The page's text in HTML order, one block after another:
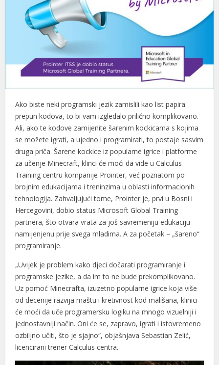
Ako biste neki programski jezik zamislili kao list papira
prepun kodova, to bi vam izgledalo prilično komplikovano.
Ali, ako te kodove zamijenite šarenim kockicama s kojima
se možete igrati, a ujedno i programirati, to postaje sasvim
druga priča. Šarene kockice iz popularne igrice i platforme
za učenje Minecraft, klinci će moći da vide u Calculus
Training centru kompanije Prointer, već poznatom po
brojnim edukacijama i treninzima u oblasti informacionih
tehnologija. Zahvaljujući tome, Prointer je, prvi u Bosni i
Hercegovini, dobio status Microsoft Global Training
partnera, što otvara vrata za još savremeniju edukaciju
namijenjenu prije svega mladima. A za početak – „šareno“
programiranje.
„Uvijek je problem kako djeci dočarati programiranje i
programske jezike, a da im to ne bude prekomplikovano.
Uz pomoć Minecrafta, izuzetno popularne igrice koja više
od decenije razvija maštu i kretivnost kod mališana, klinici
će moći da uče programersku logiku na mnogo vizuelniji i
jednostavniji način. Oni će se, zapravo, igrati i istovremeno
ozbiljno učiti, što je sjajno“, objašnjava Sebastian Zelić,
licencirani trener Calculus centra.